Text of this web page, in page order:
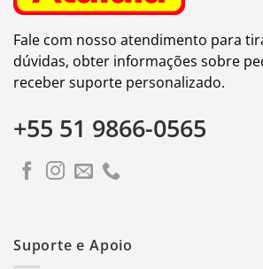
Fale com nosso atendimento para
dúvidas, obter informações sobre
receber suporte personalizado.
+55 51 9866-0565
Suporte e Apoio